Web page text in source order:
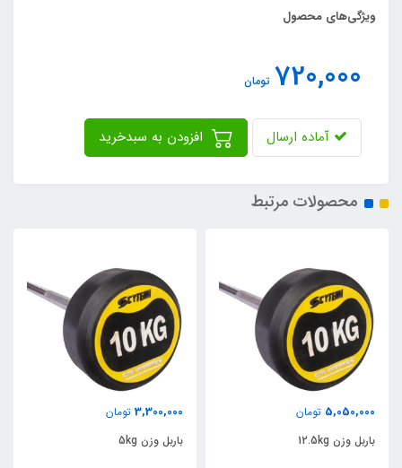
ویژگی‌های محصول
720,000 تومان
آماده ارسال
محصولات مرتبط
5,050,000 تومان
باربل وزن 12.5kg
3,300,000 تومان
باربل وزن 5kg